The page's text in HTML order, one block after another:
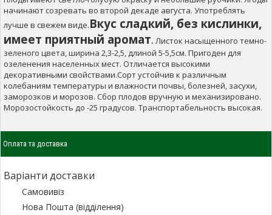
начинают созревать во второй декаде августа. Употреблять
лучше в свежем виде.Вкус сладкий, без кислинки,
имеет приятный аромат. Листок насыщенного темно-
зеленого цвета, ширина 2,3-2,5, длиной 5-5,5см. Пригоден для
озеленения населенных мест. Отличается высокими
декоративными свойствами.Сорт устойчив к различным
колебаниям температуры и влажности почвы, болезней, засухи,
заморозков и морозов. Сбор плодов вручную и механизировано.
Морозостойкость до -25 градусов. Транспортабельность высокая.
Оплата та доставка
Варіанти доставки
Самовивіз
Нова Пошта (відділення)